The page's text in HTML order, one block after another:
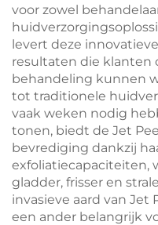
voor zowel
levert deze
resultaten die klanten
behandeling kunnen
tot traditionele
vaak weken nodig
tonen, biedt de Jet
bevrediging dankzij
exfoliatiecapaciteiten,
gladder, frisser en
invasieve aard van
een ander belangrijk